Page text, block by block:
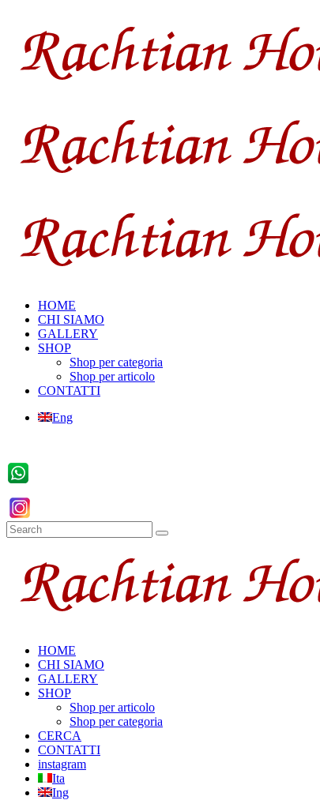
HOME
CHI SIAMO
GALLERY
SHOP
Shop per categoria
Shop per articolo
CONTATTI
Eng
HOME
CHI SIAMO
GALLERY
SHOP
Shop per articolo
Shop per categoria
CERCA
CONTATTI
instagram
Ita
Ing